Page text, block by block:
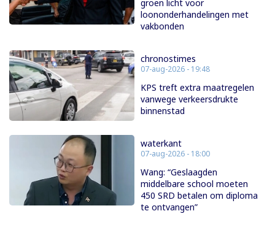
groen licht voor
loononderhandelingen met
vakbonden
chronostimes
07-aug-2026 - 19:48
KPS treft extra maatregelen
vanwege verkeersdrukte
binnenstad
waterkant
07-aug-2026 - 18:00
Wang: “Geslaagden
middelbare school moeten
450 SRD betalen om diploma
te ontvangen”